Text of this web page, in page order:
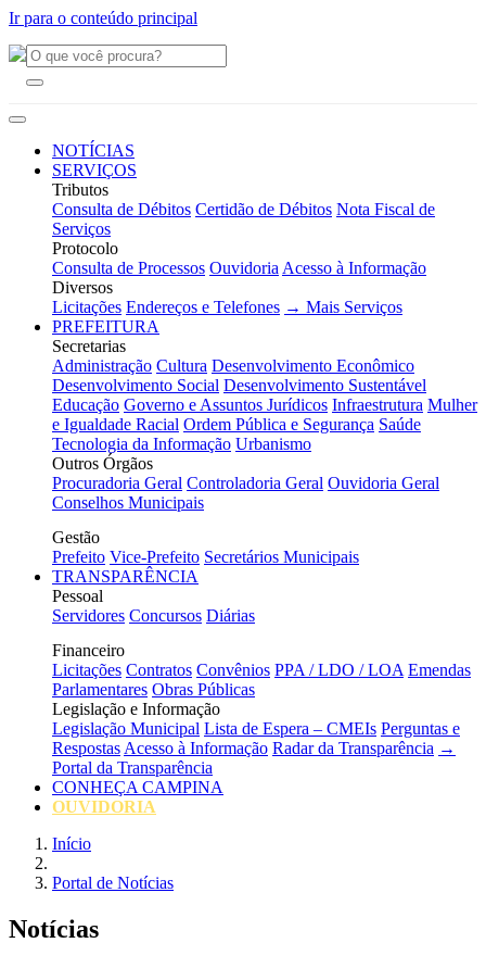
Ir para o conteúdo principal
NOTÍCIAS
SERVIÇOS
Tributos
Consulta de Débitos Certidão de Débitos Nota Fiscal de
Serviços
Protocolo
Consulta de Processos Ouvidoria Acesso à Informação
Diversos
Licitações Endereços e Telefones → Mais Serviços
PREFEITURA
Secretarias
Administração Cultura Desenvolvimento Econômico
Desenvolvimento Social Desenvolvimento Sustentável
Educação Governo e Assuntos Jurídicos Infraestrutura Mulher
e Igualdade Racial Ordem Pública e Segurança Saúde
Tecnologia da Informação Urbanismo
Outros Órgãos
Procuradoria Geral Controladoria Geral Ouvidoria Geral
Conselhos Municipais
Gestão
Prefeito Vice-Prefeito Secretários Municipais
TRANSPARÊNCIA
Pessoal
Servidores Concursos Diárias
Financeiro
Licitações Contratos Convênios PPA / LDO / LOA Emendas
Parlamentares Obras Públicas
Legislação e Informação
Legislação Municipal Lista de Espera – CMEIs Perguntas e
Respostas Acesso à Informação Radar da Transparência →
Portal da Transparência
CONHEÇA CAMPINA
OUVIDORIA
Início
Portal de Notícias
Notícias